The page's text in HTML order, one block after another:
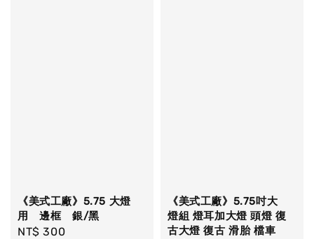
《美式工廠》5.75 大燈
用 邊框 銀/黑
Regular
NT$ 300
《美式工廠》5.75吋大
燈組 燈耳加大燈 頭燈 復
古大燈 復古 滑胎 檔車